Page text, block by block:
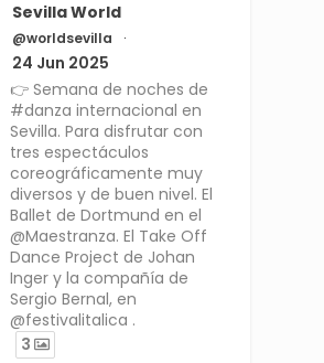
Sevilla World
@worldsevilla ·
24 Jun 2025
👉 Semana de noches de
#danza internacional en
Sevilla. Para disfrutar con
tres espectáculos
coreográficamente muy
diversos y de buen nivel. El
Ballet de Dortmund en el
@Maestranza. El Take Off
Dance Project de Johan
Inger y la compañía de
Sergio Bernal, en
@festivalitalica .
3